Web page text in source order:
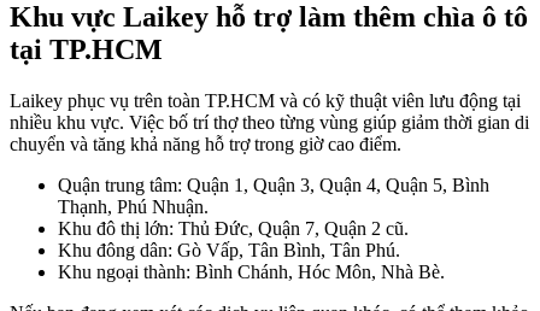
Khu vực Laikey hỗ trợ làm thêm chìa ô tô
tại TP.HCM
Laikey phục vụ trên toàn TP.HCM và có kỹ thuật viên lưu động tại
nhiều khu vực. Việc bố trí thợ theo từng vùng giúp giảm thời gian di
chuyển và tăng khả năng hỗ trợ trong giờ cao điểm.
Quận trung tâm: Quận 1, Quận 3, Quận 4, Quận 5, Bình
Thạnh, Phú Nhuận.
Khu đô thị lớn: Thủ Đức, Quận 7, Quận 2 cũ.
Khu đông dân: Gò Vấp, Tân Bình, Tân Phú.
Khu ngoại thành: Bình Chánh, Hóc Môn, Nhà Bè.